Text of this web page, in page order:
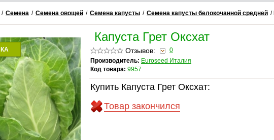
/ Семена / Семена овощей / Семена капусты / Семена капусты белокочанной средней /
Капуста Грет Оксхат
Отзывов:
0
Производитель: Euroseed Италия
Код товара: 9957
Купить Капуста Грет Оксхат:
Товар закончился